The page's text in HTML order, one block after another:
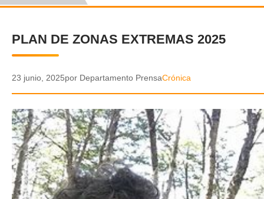
CRÓNICA
DEPORTES
POLICIAL
POLÍTICA
AUDIOS
VIDEOS
✕
PLAN DE ZONAS EXTREMAS 2025
23 junio, 2025por Departamento PrensaCrónica